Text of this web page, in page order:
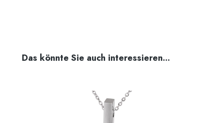
Produktgalerie überspringen
Das könnte Sie auch interessieren...